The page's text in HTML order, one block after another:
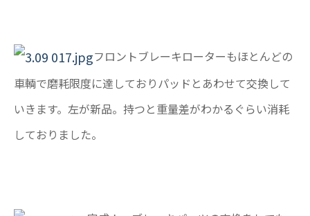
フロントブレーキローターもほとんどの
車輌で磨耗限度に達しておりパッドとあわせて交換して
いきます。左が新品。持つと重量差がわかるぐらい消耗
しておりました。